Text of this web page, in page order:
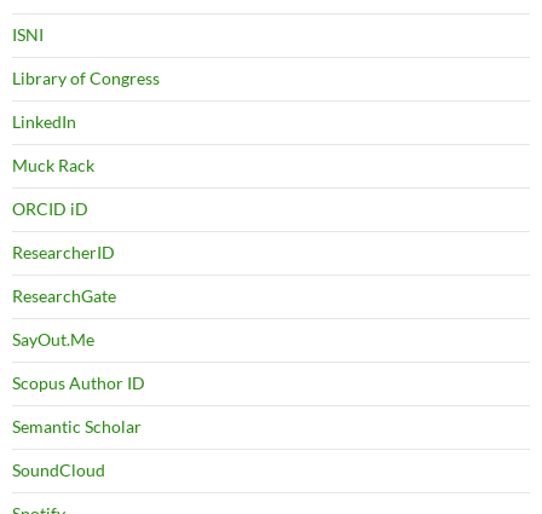
ISNI
Library of Congress
LinkedIn
Muck Rack
ORCID iD
ResearcherID
ResearchGate
SayOut.Me
Scopus Author ID
Semantic Scholar
SoundCloud